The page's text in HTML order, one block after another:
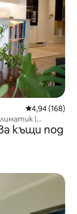
Средна
4,94 (168)
|
къщи под